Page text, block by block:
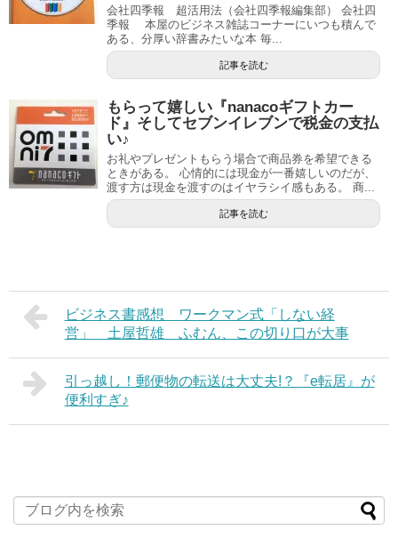
会社四季報 超活用法（会社四季報編集部） 会社四
季報 本屋のビジネス雑誌コーナーにいつも積んで
ある、分厚い辞書みたいな本 毎...
記事を読む
もらって嬉しい『nanacoギフトカー
ド』そしてセブンイレブンで税金の支払
い♪
お礼やプレゼントもらう場合で商品券を希望できる
ときがある。 心情的には現金が一番嬉しいのだが、
渡す方は現金を渡すのはイヤラシイ感もある。 商...
記事を読む
ビジネス書感想 ワークマン式「しない経
営」 土屋哲雄 ふむん、この切り口が大事
引っ越し！郵便物の転送は大丈夫!？『e転居』が
便利すぎ♪